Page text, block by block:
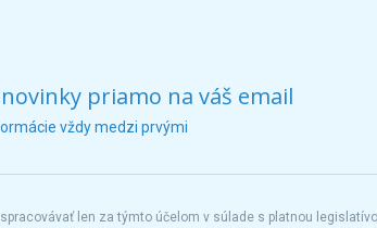
priamo na váš email
vždy medzi prvými
len za týmto účelom v súlade s platnou